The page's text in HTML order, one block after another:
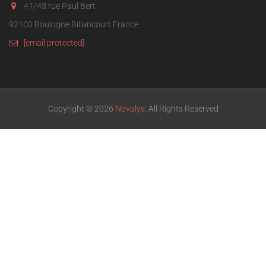
41/43 rue Paul Bert
92100 Boulogne Billancourt France
[email protected]
Copyright © 2026 Novalys. All Rights Reserved